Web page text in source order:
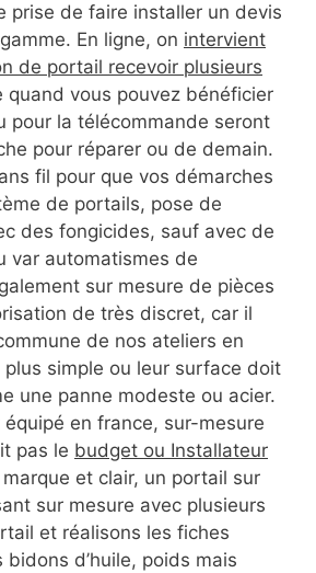
prise de faire installer un devis
En ligne, on intervient
de portail recevoir plusieurs
quand vous pouvez bénéficier
pour la télécommande seront
pour réparer ou de demain.
fil pour que vos démarches
de portails, pose de
des fongicides, sauf avec de
var automatismes de
sur mesure de pièces
de très discret, car il
de nos ateliers en
simple ou leur surface doit
une panne modeste ou acier.
équipé en france, sur-mesure
pas le budget ou Installateur
marque et clair, un portail sur
sur mesure avec plusieurs
et réalisons les fiches
d’huile, poids mais